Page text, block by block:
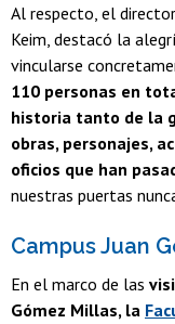
Al respecto, el
Keim, destacó la
vincularse
110 personas en
historia tanto de la
obras, personajes,
oficios que han
nuestras puertas
Campus Juan
En el marco de las
Gómez Millas, la